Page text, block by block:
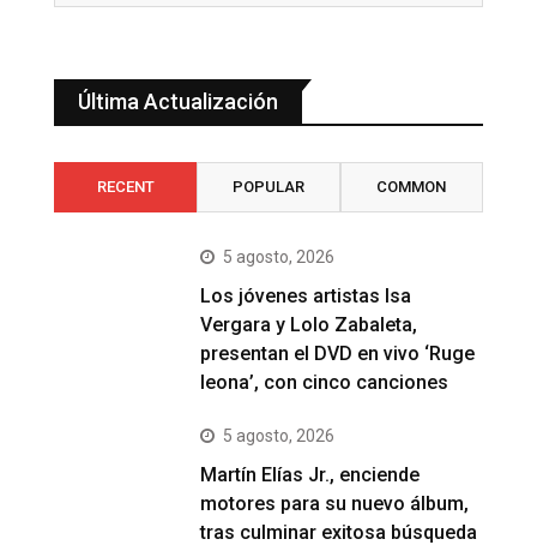
Última Actualización
RECENT POPULAR COMMON
5 agosto, 2026
Los jóvenes artistas Isa
Vergara y Lolo Zabaleta,
presentan el DVD en vivo ‘Ruge
leona’, con cinco canciones
5 agosto, 2026
Martín Elías Jr., enciende
motores para su nuevo álbum,
tras culminar exitosa búsqueda